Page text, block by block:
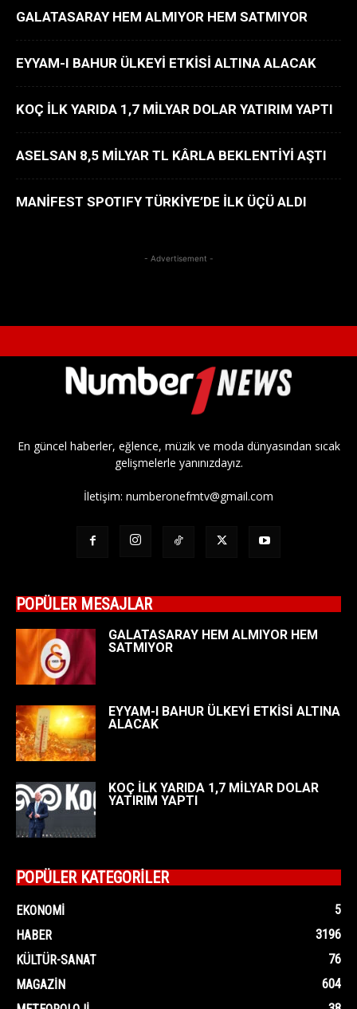
GALATASARAY HEM ALMIYOR HEM SATMIYOR
EYYAM-I BAHUR ÜLKEYİ ETKİSİ ALTINA ALACAK
KOÇ İLK YARIDA 1,7 MİLYAR DOLAR YATIRIM YAPTI
ASELSAN 8,5 MİLYAR TL KÂRLA BEKLENTİYİ AŞTI
MANİFEST SPOTIFY TÜRKİYE’DE İLK ÜÇÜ ALDI
- Advertisement -
En güncel haberler, eğlence, müzik ve moda dünyasından sıcak
gelişmelerle yanınızdayız.
İletişim: numberonefmtv@gmail.com
POPÜLER MESAJLAR
GALATASARAY HEM ALMIYOR HEM
SATMIYOR
EYYAM-I BAHUR ÜLKEYİ ETKİSİ ALTINA
ALACAK
KOÇ İLK YARIDA 1,7 MİLYAR DOLAR
YATIRIM YAPTI
POPÜLER KATEGORİLER
EKONOMI
5
HABER
3196
KÜLTÜR-SANAT
76
MAGAZIN
604